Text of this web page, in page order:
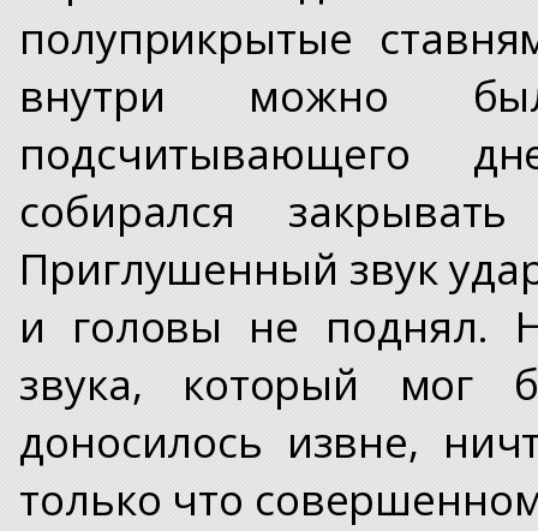
полуприкрытые
внутри можно
подсчитывающего
собирался
Приглушенный звук
и головы не поднял.
звука, который мог
доносилось извне,
только что